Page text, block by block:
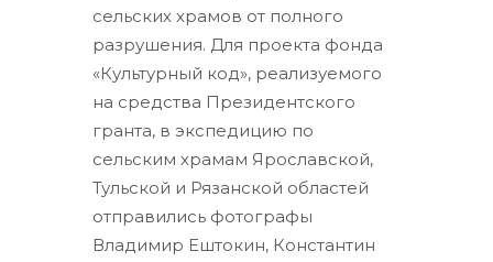
сельских храмов от полного
разрушения. Для проекта фонда
«Культурный код», реализуемого
на средства Президентского
гранта, в экспедицию по
сельским храмам Ярославской,
Тульской и Рязанской областей
отправились фотографы
Владимир Ештокин, Константин